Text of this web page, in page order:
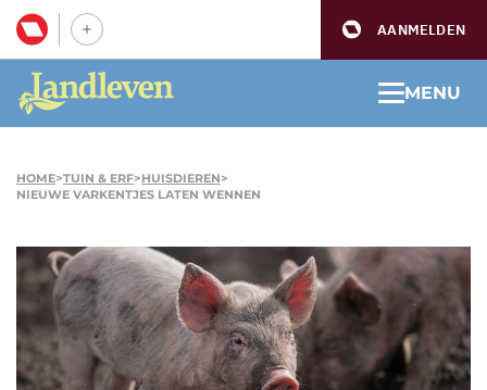
AANMELDEN
MENU
HOME>TUIN & ERF>HUISDIEREN>
NIEUWE VARKENTJES LATEN WENNEN